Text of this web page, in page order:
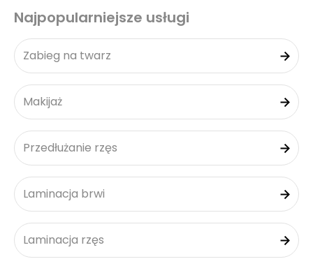
Najpopularniejsze usługi
Zabieg na twarz
Makijaż
Przedłużanie rzęs
Laminacja brwi
Laminacja rzęs